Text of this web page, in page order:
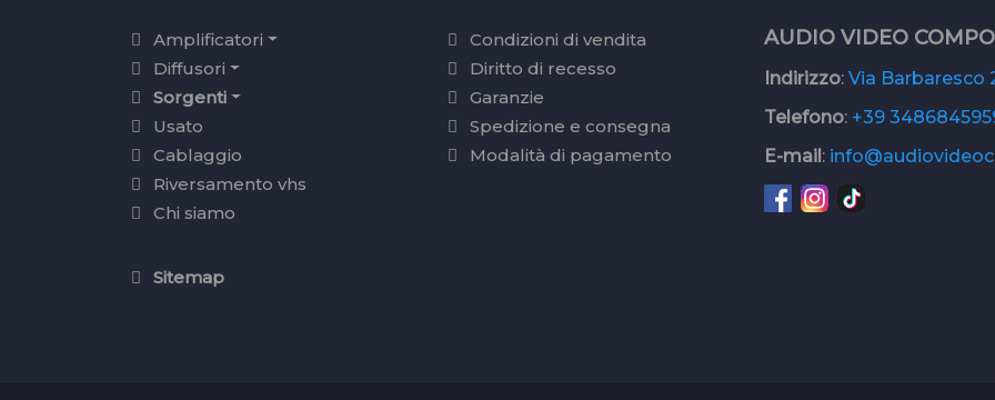
Amplificatori
Diffusori
Sorgenti
Usato
Cablaggio
Riversamento vhs
Chi siamo
Sitemap
Condizioni di vendita
Diritto di recesso
Garanzie
Spedizione e consegna
Modalità di pagamento
AUDIO VIDEO
Indirizzo: Via Barbaresco
Telefono: +39
E-mail: